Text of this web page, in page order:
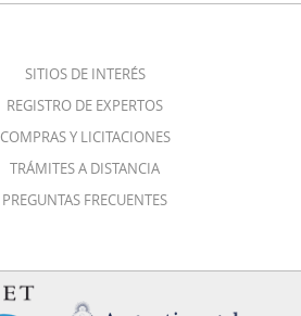
SITIOS DE INTERÉS
REGISTRO DE EXPERTOS
COMPRAS Y LICITACIONES
TRÁMITES A DISTANCIA
PREGUNTAS FRECUENTES